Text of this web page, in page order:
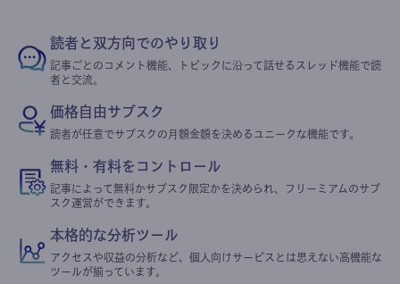
読者と双方向でのやり取り
記事ごとのコメント機能、トピックに沿って話せるスレッド機能で読
者と交流。
価格自由サブスク
読者が任意でサブスクの月額金額を決めるユニークな機能です。
無料・有料をコントロール
記事によって無料かサブスク限定かを決められ、フリーミアムのサブ
スク運営ができます。
本格的な分析ツール
アクセスや収益の分析など、個人向けサービスとは思えない高機能な
ツールが揃っています。